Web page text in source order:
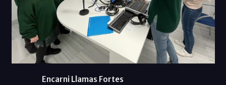
Encarni Llamas Fortes